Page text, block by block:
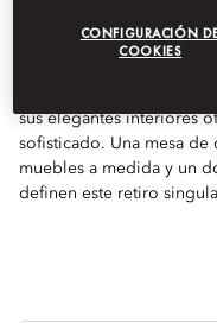
TERRACE
sus elegantes interiores
sofisticado. Una mesa
muebles a medida y un
definen este retiro
CONFIGURACIÓN
COOKIES